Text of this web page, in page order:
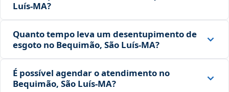
Luís‑MA?
Quanto tempo leva um desentupimento de
esgoto no Bequimão, São Luís‑MA?
É possível agendar o atendimento no
Bequimão, São Luís‑MA?